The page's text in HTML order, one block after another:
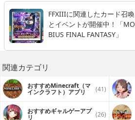
FFXIIIに関連したカード召喚
とイベントが開催中！「MO
BIUS FINAL FANTASY」
関連カテゴリ
おすすめMinecraft（マ
インクラフト）アプリ (41)
おすすめギャルゲーアプ
リ (26)